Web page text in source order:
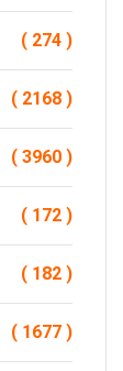
( 274 )
( 2168 )
( 3960 )
( 172 )
( 182 )
( 1677 )